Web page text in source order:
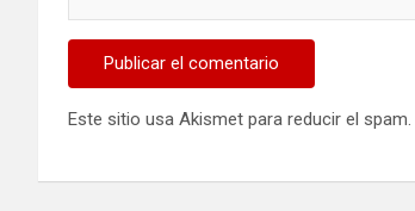
Este sitio usa Akismet para reducir el spam.